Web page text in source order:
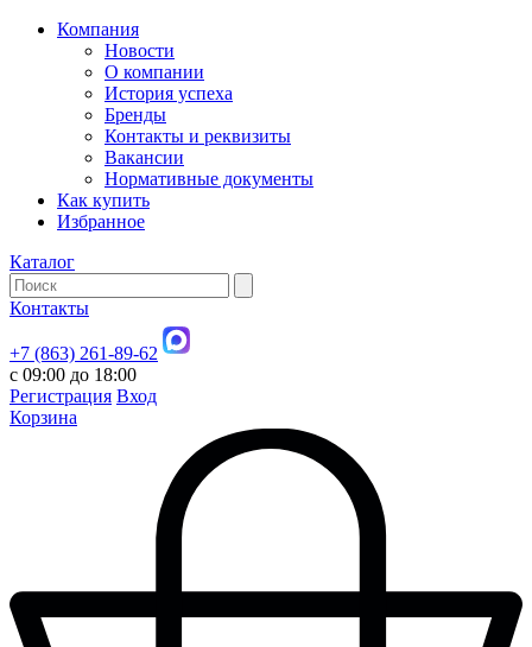
Компания
Новости
О компании
История успеха
Бренды
Контакты и реквизиты
Вакансии
Нормативные документы
Как купить
Избранное
Каталог
Контакты
+7 (863) 261-89-62
с 09:00 до 18:00
Регистрация Вход
Корзина